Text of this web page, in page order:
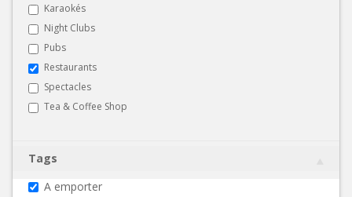
Karaokés
Night Clubs
Pubs
Restaurants
Spectacles
Tea & Coffee Shop
Tags
A emporter